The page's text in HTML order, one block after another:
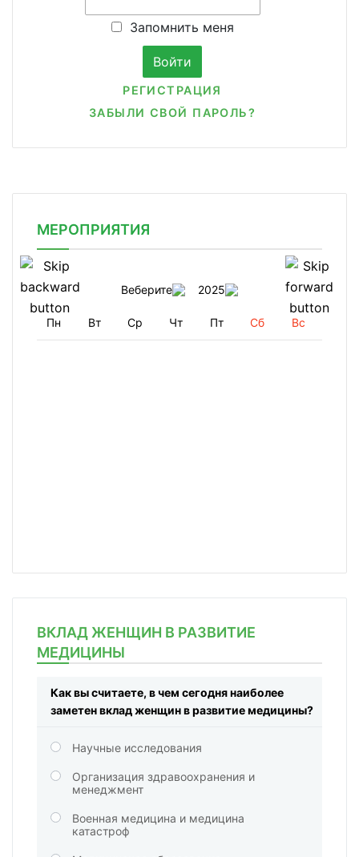
Запомнить меня
РЕГИСТРАЦИЯ
ЗАБЫЛИ СВОЙ ПАРОЛЬ?
МЕРОПРИЯТИЯ
Веберите 2025
Пн Вт Ср Чт Пт Сб Вс
ВКЛАД ЖЕНЩИН В РАЗВИТИЕ
МЕДИЦИНЫ
Как вы считаете, в чем сегодня наиболее
заметен вклад женщин в развитие медицины?
Научные исследования
Организация здравоохранения и
менеджмент
Военная медицина и медицина
катастроф